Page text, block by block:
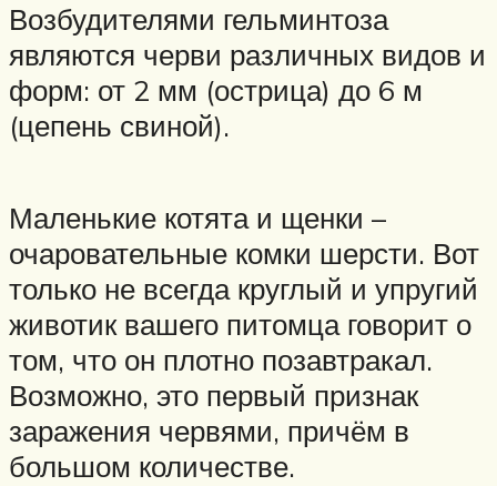
Возбудителями гельминтоза
являются черви различных видов и
форм: от 2 мм (острица) до 6 м
(цепень свиной).
Маленькие котята и щенки –
очаровательные комки шерсти. Вот
только не всегда круглый и упругий
животик вашего питомца говорит о
том, что он плотно позавтракал.
Возможно, это первый признак
заражения червями, причём в
большом количестве.